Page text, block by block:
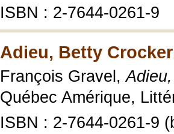
ISBN : 2-7644-0261-9
Adieu, Betty
François Gravel,
Québec Amérique,
ISBN : 2-7644-0261-9